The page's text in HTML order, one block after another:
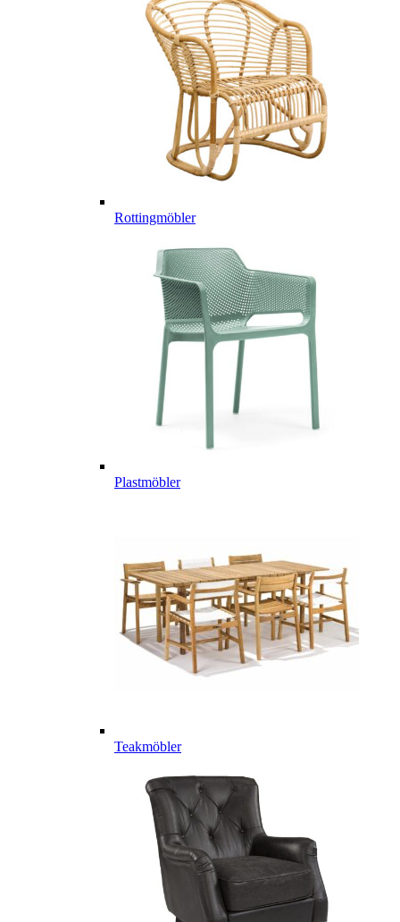
Rottingmöbler
Plastmöbler
Teakmöbler